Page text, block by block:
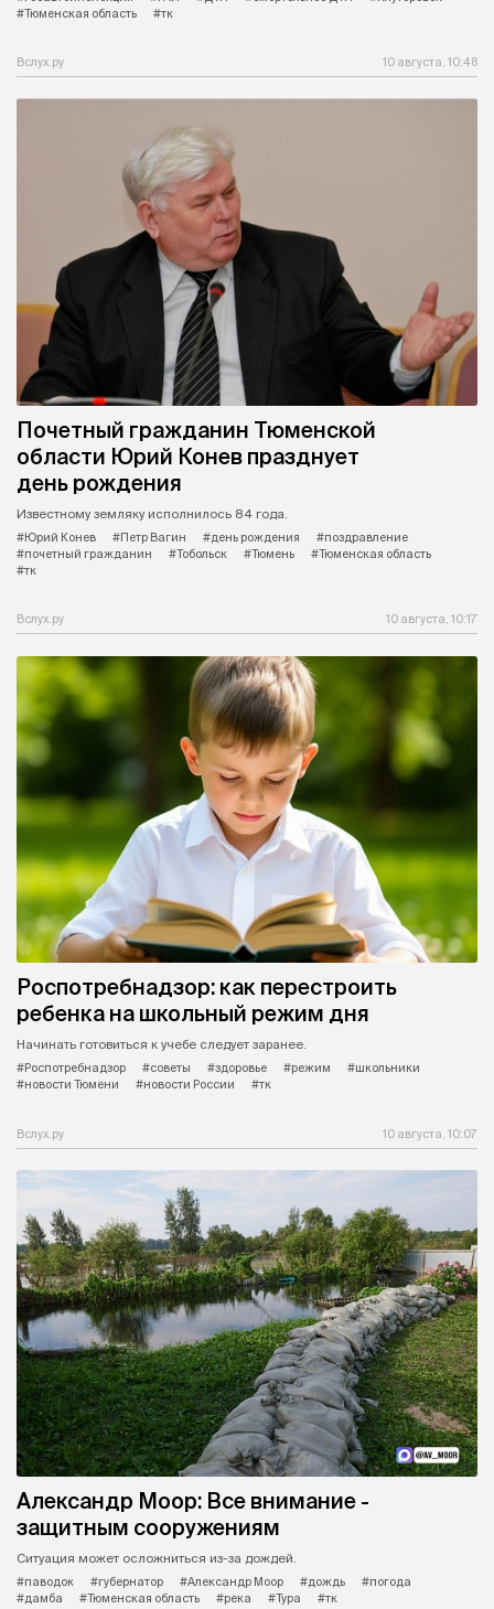
#Тюменская область
#тк
Вслух.ру 10 августа, 10:48
Почетный гражданин Тюменской
области Юрий Конев празднует
день рождения
Известному земляку исполнилось 84 года.
#Юрий Конев
#Петр Вагин #день рождения
#поздравление
#почетный гражданин
#Тобольск #Тюмень
#Тюменская область
#тк
Вслух.ру 10 августа, 10:17
Роспотребнадзор: как перестроить
ребенка на школьный режим дня
Начинать готовиться к учебе следует заранее.
#Роспотребнадзор
#советы #здоровье #режим
#школьники
#новости Тюмени
#новости России #тк
Вслух.ру 10 августа, 10:07
Александр Моор: Все внимание -
защитным сооружениям
Ситуация может осложниться из-за дождей.
#паводок
#губернатор #Александр Моор #дождь
#погода
#дамба
#Тюменская область #река #Тура #тк